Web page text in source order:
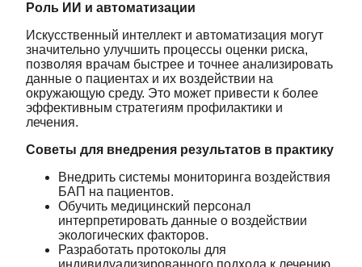
Роль ИИ и автоматизации
Искусственный интеллект и автоматизация могут
значительно улучшить процессы оценки риска,
позволяя врачам быстрее и точнее анализировать
данные о пациентах и их воздействии на
окружающую среду. Это может привести к более
эффективным стратегиям профилактики и
лечения.
Советы для внедрения результатов в практику
Внедрить системы мониторинга воздействия
БАП на пациентов.
Обучить медицинский персонал
интерпретировать данные о воздействии
экологических факторов.
Разработать протоколы для
индивидуализированного подхода к лечению